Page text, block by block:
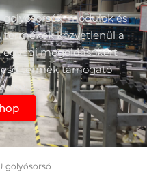
modulok és
termékek közvetlenül a
megoldásokért
termék támogató
golyósorsó